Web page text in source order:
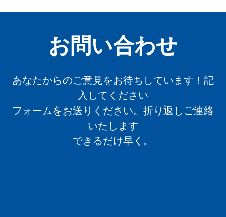
お問い合わせ
あなたからのご意見をお待ちしています！記
入してください
フォームをお送りください。折り返しご連絡
いたします
できるだけ早く。